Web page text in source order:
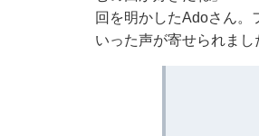
回を明かしたAdoさん。
いった声が寄せられまし